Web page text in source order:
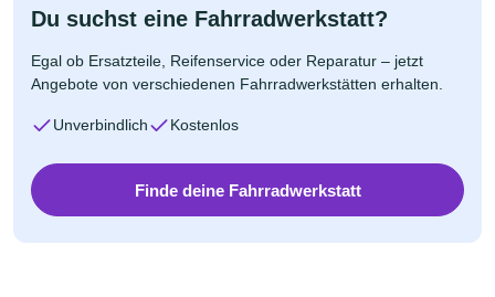
Du suchst eine Fahrradwerkstatt?
Egal ob Ersatzteile, Reifenservice oder Reparatur – jetzt
Angebote von verschiedenen Fahrradwerkstätten erhalten.
Unverbindlich Kostenlos
Finde deine Fahrradwerkstatt